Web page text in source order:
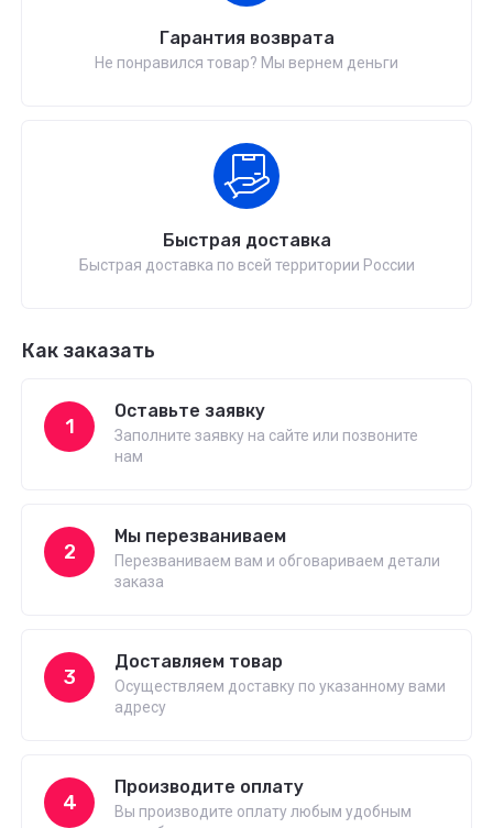
Гарантия возврата
Не понравился товар? Мы вернем деньги
Быстрая доставка
Быстрая доставка по всей территории России
Как заказать
1
Оставьте заявку
Заполните заявку на сайте или позвоните
нам
2
Мы перезваниваем
Перезваниваем вам и обговариваем детали
заказа
3
Доставляем товар
Осуществляем доставку по указанному вами
адресу
4
Производите оплату
Вы производите оплату любым удобным